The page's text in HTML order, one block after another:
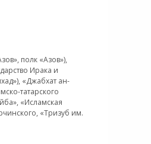
полк «Азов»),
Ирака и
«Джабхат ан-
татарского
«Исламская
«Тризуб им.